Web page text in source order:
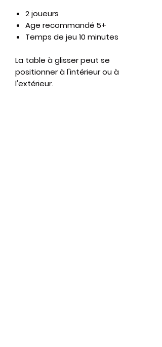
2 joueurs
Age recommandé 5+
Temps de jeu 10 minutes
La table à glisser peut se
positionner à l'intérieur ou à
l'extérieur.